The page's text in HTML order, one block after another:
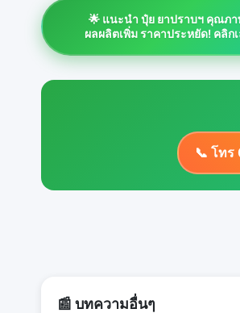
🌟 แนะนำ ปุ๋ย ยาปราบฯ คุณภ
ผลผลิตเพิ่ม ราคาประหยัด! คลิก
📞 โท
📰 บทความอื่นๆ